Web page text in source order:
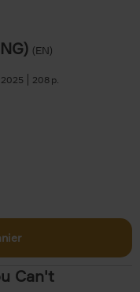
(EN)
2025 208
Can't